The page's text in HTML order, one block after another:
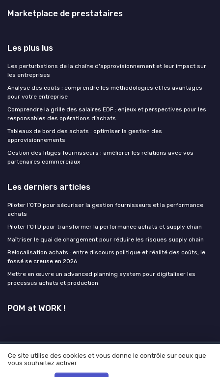
Marketplace de prestataires
Les plus lus
Les perturbations de la chaîne d'approvisionnement et leur impact sur
les entreprises
Analyse des coûts : comprendre les méthodologies et les avantages
pour votre entreprise
Comprendre la grille des salaires EDF : enjeux et perspectives pour les
responsables des opérations d’achats
Tableaux de bord des achats : optimiser la gestion des
approvisionnements
Gestion des litiges fournisseurs : améliorer les relations avec vos
partenaires commerciaux
Les derniers articles
Piloter l’OTD pour sécuriser la gestion fournisseurs et la performance
achats
Piloter l’OTD pour transformer la performance achats et supply chain
Maîtriser le quai de chargement pour réduire les risques supply chain
Relocalisation achats : entre discours politique et réalité des coûts, le
fossé se creuse en 2026
Mettre en œuvre un advanced planning system pour digitaliser les
processus achats et production
POM at WORK !
Mentions légales Politique de confidentialité
Grande
enquête 2025 sur l'IA et les directeurs achats
Ce site utilise des cookies et vous donne le contrôle sur ceux que
vous souhaitez activer